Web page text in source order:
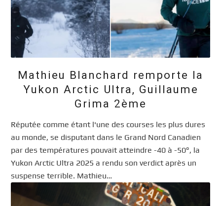
Mathieu Blanchard remporte la
Yukon Arctic Ultra, Guillaume
Grima 2ème
Réputée comme étant l'une des courses les plus dures
au monde, se disputant dans le Grand Nord Canadien
par des températures pouvait atteindre -40 à -50°, la
Yukon Arctic Ultra 2025 a rendu son verdict après un
suspense terrible. Mathieu…